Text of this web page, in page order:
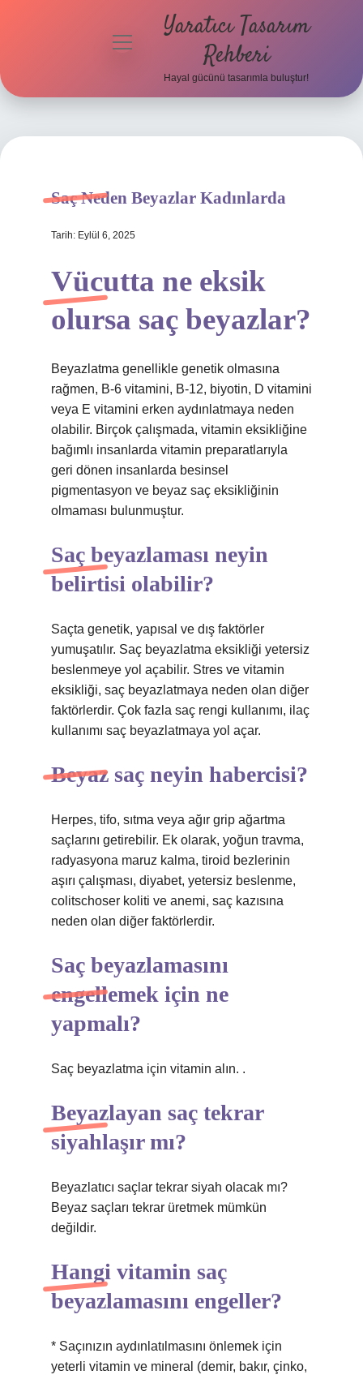
menüyü
Yaratıcı Tasarım
Rehberi
Hayal gücünü tasarımla buluştur!
Saç Neden Beyazlar Kadınlarda
Tarih: Eylül 6, 2025
Vücutta ne eksik
olursa saç beyazlar?
Beyazlatma genellikle genetik olmasına
rağmen, B-6 vitamini, B-12, biyotin, D vitamini
veya E vitamini erken aydınlatmaya neden
olabilir. Birçok çalışmada, vitamin eksikliğine
bağımlı insanlarda vitamin preparatlarıyla
geri dönen insanlarda besinsel
pigmentasyon ve beyaz saç eksikliğinin
olmaması bulunmuştur.
Saç beyazlaması neyin
belirtisi olabilir?
Saçta genetik, yapısal ve dış faktörler
yumuşatılır. Saç beyazlatma eksikliği yetersiz
beslenmeye yol açabilir. Stres ve vitamin
eksikliği, saç beyazlatmaya neden olan diğer
faktörlerdir. Çok fazla saç rengi kullanımı, ilaç
kullanımı saç beyazlatmaya yol açar.
Beyaz saç neyin habercisi?
Herpes, tifo, sıtma veya ağır grip ağartma
saçlarını getirebilir. Ek olarak, yoğun travma,
radyasyona maruz kalma, tiroid bezlerinin
aşırı çalışması, diyabet, yetersiz beslenme,
colitschoser koliti ve anemi, saç kazısına
neden olan diğer faktörlerdir.
Saç beyazlamasını
engellemek için ne
yapmalı?
Saç beyazlatma için vitamin alın. .
Beyazlayan saç tekrar
siyahlaşır mı?
Beyazlatıcı saçlar tekrar siyah olacak mı?
Beyaz saçları tekrar üretmek mümkün
değildir.
Hangi vitamin saç
beyazlamasını engeller?
* Saçınızın aydınlatılmasını önlemek için
yeterli vitamin ve mineral (demir, bakır, çinko,